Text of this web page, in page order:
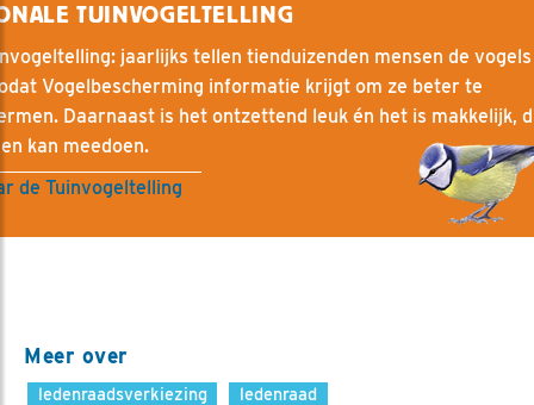
TUINVOGELTELLING
jaarlijks tellen tienduizenden mensen de
Vogelbescherming informatie krijgt om ze beter te
Daarnaast is het ontzettend leuk én het is makkelijk,
kan meedoen.
de Tuinvogeltelling
Meer over
ledenraadsverkiezing ledenraad